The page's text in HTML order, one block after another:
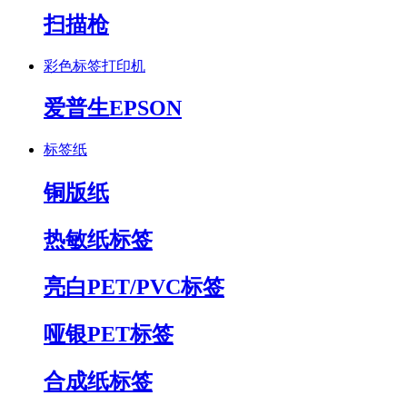
扫描枪
彩色标签打印机
爱普生EPSON
标签纸
铜版纸
热敏纸标签
亮白PET/PVC标签
哑银PET标签
合成纸标签